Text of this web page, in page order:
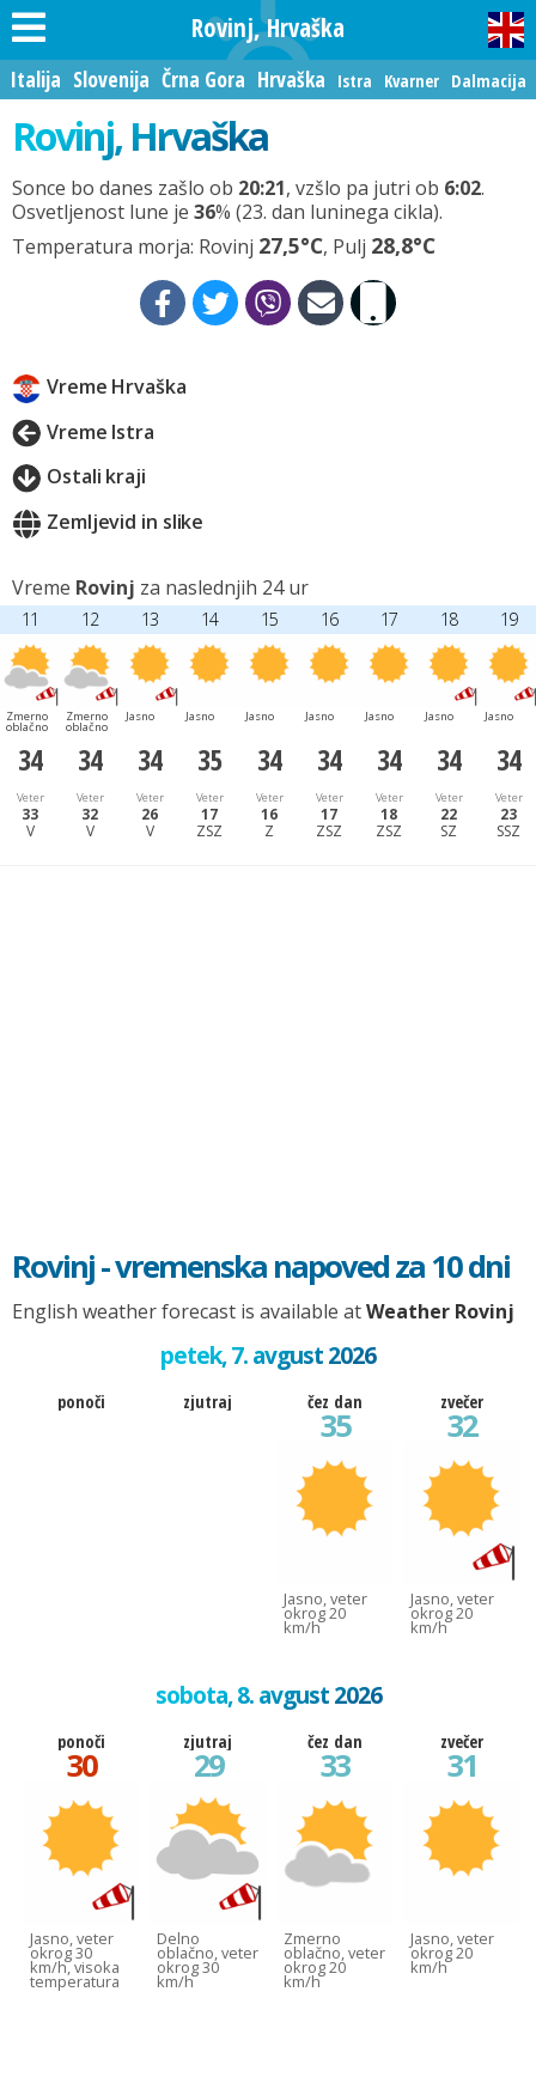
Rovinj, Hrvaška
Italija Slovenija Črna Gora Hrvaška Istra Kvarner Dalmacija
Rovinj, Hrvaška
Sonce bo danes zašlo ob 20:21, vzšlo pa jutri ob 6:02.
Osvetljenost lune je 36% (23. dan luninega cikla).
Temperatura morja: Rovinj 27,5°C, Pulj 28,8°C
Vreme Hrvaška
Vreme Istra
Ostali kraji
Zemljevid in slike
Vreme Rovinj za naslednjih 24 ur
11 12 13 14 15 16 17 18 19
Zmerno
oblačno
Zmerno
oblačno
Jasno Jasno Jasno Jasno Jasno Jasno Jasno
34 34 34 35 34 34 34 34 34
Veter
33
V
Veter
32
V
Veter
26
V
Veter
17
ZSZ
Veter
16
Z
Veter
17
ZSZ
Veter
18
ZSZ
Veter
22
SZ
Veter
23
SSZ
Rovinj - vremenska napoved za 10 dni
English weather forecast is available atWeather Rovinj
petek, 7. avgust 2026
ponoči zjutraj čez dan
35
Jasno, veter
okrog 20
km/h
zvečer
32
Jasno, veter
okrog 20
km/h
sobota, 8. avgust 2026
ponoči
30
Jasno, veter
okrog 30
km/h, visoka
temperatura
zjutraj
29
Delno
oblačno, veter
okrog 30
km/h
čez dan
33
Zmerno
oblačno, veter
okrog 20
km/h
zvečer
31
Jasno, veter
okrog 20
km/h